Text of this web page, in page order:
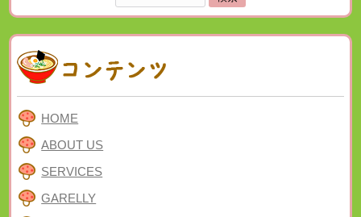
索:
HOME
ABOUT US
SERVICES
GARELLY